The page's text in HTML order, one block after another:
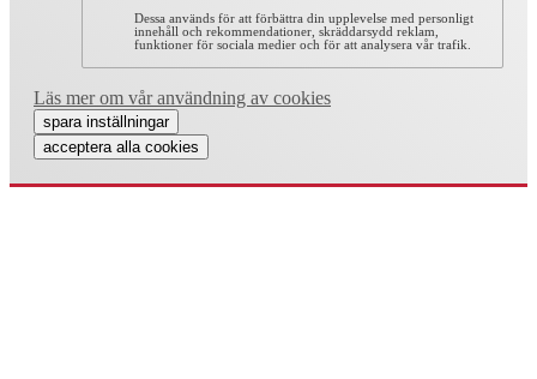
Dessa används för att förbättra din upplevelse med personligt
innehåll och rekommendationer, skräddarsydd reklam,
funktioner för sociala medier och för att analysera vår trafik.
Läs mer om vår användning av cookies